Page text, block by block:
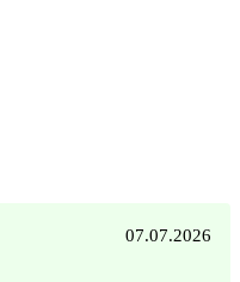
07.07.2026